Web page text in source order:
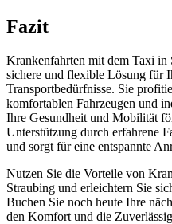
Fazit
Krankenfahrten mit dem Taxi in
sichere und flexible Lösung für
Transportbedürfnisse. Sie
komfortablen Fahrzeugen und
Ihre Gesundheit und Mobilität
Unterstützung durch erfahrene
und sorgt für eine entspannte
Nutzen Sie die Vorteile von
Straubing und erleichtern Sie
Buchen Sie noch heute Ihre
den Komfort und die